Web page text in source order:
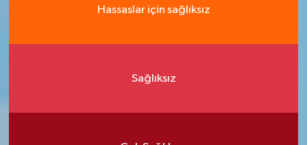
Hassaslar için sağlıksız
Sağlıksız